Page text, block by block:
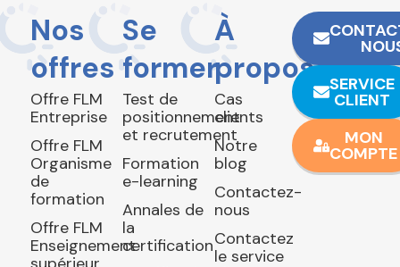
Nos
offres
Offre FLM
Entreprise
Offre FLM
Organisme
de
formation
Offre FLM
Enseignement
Se
former
Test de
positionnement
et recrutement
Formation
e-learning
Annales de
la
certification
À
propos
Cas
clients
Notre
blog
Contactez-
nous
Contactez
le service
SERVICE
CLIENT
MON
COMPTE